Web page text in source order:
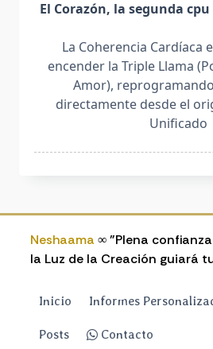
El Corazón, la segunda
La Coherencia Cardíaca
encender la Triple Llama
Amor),
directamente desde el
Unificado
Neshaama ∞ "Plena
la Luz de la Creación guiará
Inicio Informes
Posts Contacto